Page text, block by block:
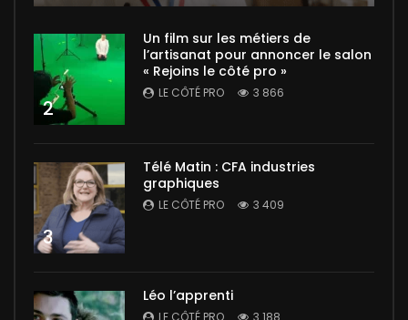
2
Un film sur les métiers de
l’artisanat pour annoncer le salon
« Rejoins le côté pro »
LE CÔTÉ PRO 3 866
3
Télé Matin : CFA industries
graphiques
LE CÔTÉ PRO 3 409
Léo l’apprenti
LE CÔTÉ PRO 3 188